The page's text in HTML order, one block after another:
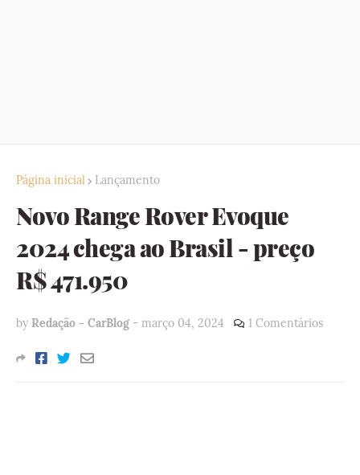
Página inicial Lançamento
Novo Range Rover Evoque
2024 chega ao Brasil - preço
R$ 471.950
by Redação - CarBlog - março 04, 2024 1 Comentários